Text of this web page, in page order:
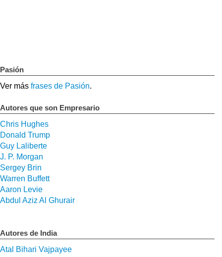
Pasión
Ver más frases de Pasión.
Autores que son Empresario
Chris Hughes
Donald Trump
Guy Laliberte
J. P. Morgan
Sergey Brin
Warren Buffett
Aaron Levie
Abdul Aziz Al Ghurair
Autores de India
Atal Bihari Vajpayee